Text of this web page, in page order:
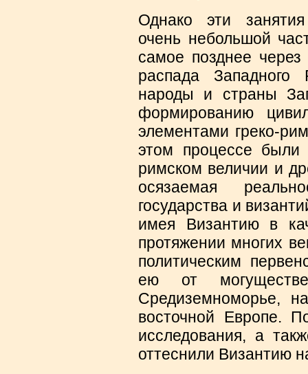
Однако эти
очень небольшой
самое позднее через
распада Западного
народы и страны
формированию
элементами греко-
этом процессе
римском величии и
осязаемая
государства и
имея Византию в
протяжении многих
политическим
ею от
Средиземноморье,
восточной Европе.
исследования, а
оттеснили Византию